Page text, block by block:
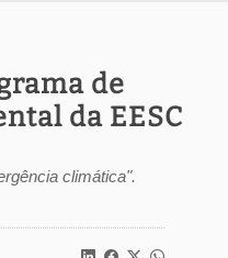
de
da EESC
climática".